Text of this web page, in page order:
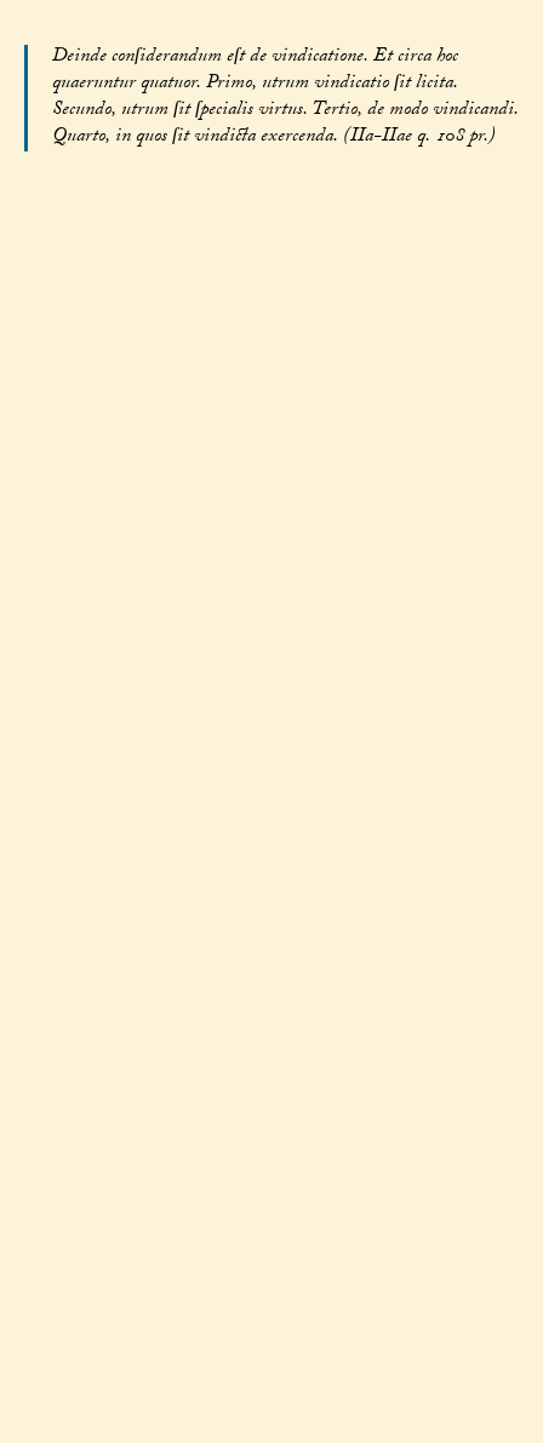
Deinde conſiderandum eſt de vindicatione. Et circa hoc
quaeruntur quatuor. Primo, utrum vindicatio ſit licita.
Secundo, utrum ſit ſpecialis virtus. Tertio, de modo vindicandi.
Quarto, in quos ſit vindicta exercenda. (IIa-IIae q. 108 pr.)